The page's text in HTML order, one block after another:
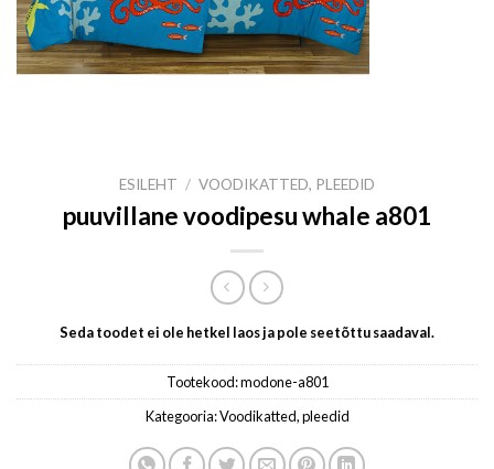
ESILEHT / VOODIKATTED, PLEEDID
puuvillane voodipesu whale a801
Seda toodet ei ole hetkel laos ja pole seetõttu saadaval.
Tootekood:modone-a801
Kategooria:Voodikatted, pleedid